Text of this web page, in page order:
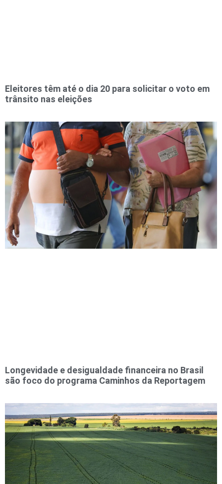
Eleitores têm até o dia 20 para solicitar o voto em
trânsito nas eleições
Longevidade e desigualdade financeira no Brasil
são foco do programa Caminhos da Reportagem